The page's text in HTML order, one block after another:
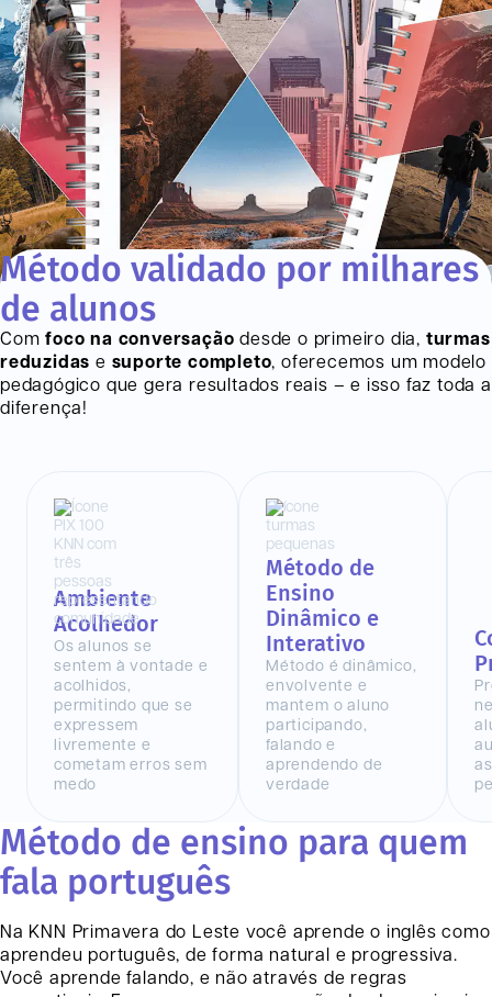
Método validado por milhares
de alunos
Comfoco na conversação desde o primeiro dia, turmas
reduzidas e suporte completo, oferecemos um modelo
pedagógico que gera resultados reais – e isso faz toda a
diferença!
Ambiente
Acolhedor
Os alunos se
sentem à vontade e
acolhidos,
permitindo que se
expressem
livremente e
cometam erros sem
medo
Método de
Ensino
Dinâmico e
Interativo
Método é dinâmico,
envolvente e
mantem o aluno
participando,
falando e
aprendendo de
verdade
Método de ensino para quem
fala português
Na KNN Primavera do Leste você aprende o inglês como
aprendeu português, de forma natural e progressiva.
Você aprende falando, e não através de regras